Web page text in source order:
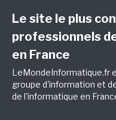
Le site le plus
professionnels
en France
LeMondeInformatique.fr
groupe d'information et
de l'informatique en